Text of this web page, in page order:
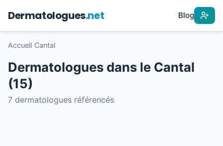
Dermatologues.net Blog
Accueil Cantal
Dermatologues dans le Cantal
(15)
7 dermatologues référencés